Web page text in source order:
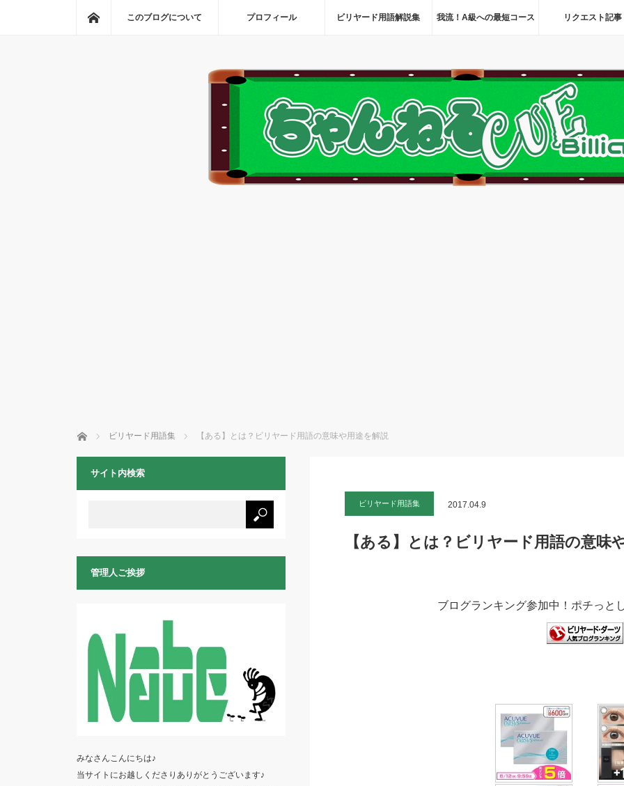
ホーム
このブログについて プロフィール ビリヤード用語解説集 我流！A級への最短コース リクエスト記事
ホーム ビリヤード用語集 【ある】とは？ビリヤード用語の意味や用途を解説
ビリヤード用語集 2017.04.9
【ある】とは？ビリヤード用語の意味
ブログランキング参加中！ポチっと
サイト内検索
管理人ご挨拶
みなさんこんにちは♪
当サイトにお越しくださりありがとうございます♪